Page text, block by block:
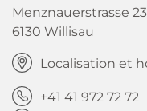
Menznauerstrasse 23
6130 Willisau
Localisation et
+41 41 972 72 72